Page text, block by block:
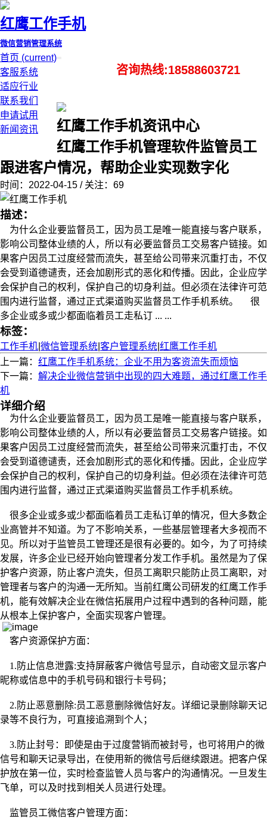
红鹰工作手机
微信营销管理系统
首页 (current)
客服系统
适应行业
联系我们
申请试用
新闻资讯
咨询热线:18588603721
红鹰工作手机资讯中心
红鹰工作手机管理软件监管员工
跟进客户情况，帮助企业实现数字化
时间：2022-04-15 / 关注：69
描述：
为什么企业要监督员工，因为员工是唯一能直接与客户联系，
影响公司整体业绩的人，所以有必要监督员工交易客户链接。如
果客户因员工过度经营而流失，甚至给公司带来沉重打击，不仅
会受到道德谴责，还会加剧形式的恶化和传播。因此，企业应学
会保护自己的权利，保护自己的切身利益。但必须在法律许可范
围内进行监督，通过正式渠道购买监督员工作手机系统。 很
多企业或多或少都面临着员工走私订 ... ...
标签：
工作手机 微信管理系统 客户管理系统 红鹰工作手机
上一篇： 红鹰工作手机系统：企业不用为客资流失而烦恼
下一篇： 解决企业微信营销中出现的四大难题，通过红鹰工作手
机
详细介绍
为什么企业要监督员工，因为员工是唯一能直接与客户联系，
影响公司整体业绩的人，所以有必要监督员工交易客户链接。如
果客户因员工过度经营而流失，甚至给公司带来沉重打击，不仅
会受到道德谴责，还会加剧形式的恶化和传播。因此，企业应学
会保护自己的权利，保护自己的切身利益。但必须在法律许可范
围内进行监督，通过正式渠道购买监督员工作手机系统。
很多企业或多或少都面临着员工走私订单的情况，但大多数企
业高管并不知道。为了不影响关系，一些基层管理者大多视而不
见。所以对于监管员工管理还是很有必要的。如今，为了可持续
发展，许多企业已经开始向管理者分发工作手机。虽然是为了保
护客户资源，防止客户流失，但员工离职只能防止员工离职，对
管理者与客户的沟通一无所知。当前红鹰公司研发的红鹰工作手
机，能有效解决企业在微信拓展用户过程中遇到的各种问题，能
从根本上保护客户，全面实现客户管理。
客户资源保护方面：
1.防止信息泄露:支持屏蔽客户微信号显示，自动密文显示客户
昵称或信息中的手机号码和银行卡号码；
2.防止恶意删除:员工恶意删除微信好友。详细记录删除聊天记
录等不良行为，可直接追溯到个人；
3.防止封号：即使是由于过度营销而被封号，也可将用户的微
信号和聊天记录导出，在使用新的微信号后继续跟进。把客户保
护放在第一位，实时检查监管人员与客户的沟通情况。一旦发生
飞单，可以及时找到相关人员进行处理。
监管员工微信客户管理方面：